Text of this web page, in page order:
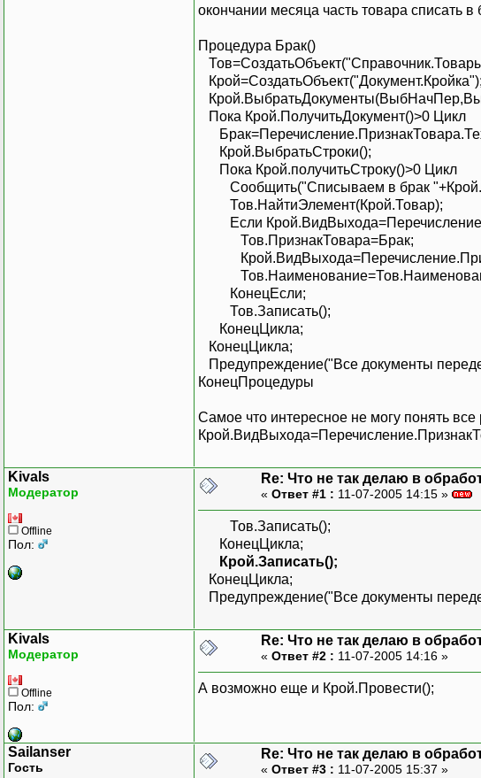
окончании месяца часть товара списать
Процедура Брак()
Крой=СоздатьОбъект("Документ.Кройка");
Пока Крой.ПолучитьДокумент()>0 Цикл
Крой.ВыбратьСтроки();
Пока Крой.получитьСтроку()>0 Цикл
Сообщить("Списываем в брак
Тов.НайтиЭлемент(Крой.Товар);
Если
Тов.ПризнакТовара=Брак;
КонецЕсли;
Тов.Записать();
КонецЦикла;
КонецЦикла;
Предупреждение("Все документы
КонецПроцедуры
Самое что интересное не могу понять все
Kivals
Модератор
Offline
Пол:
Re: Что не так делаю в
« Ответ #1 : 11-07-2005 14:15 »
Тов.Записать();
КонецЦикла;
Крой.Записать();
КонецЦикла;
Предупреждение("Все документы
Kivals
Модератор
Offline
Пол:
Re: Что не так делаю в
« Ответ #2 : 11-07-2005 14:16 »
А возможно еще и Крой.Провести();
Sailanser
Гость
Re: Что не так делаю в
« Ответ #3 : 11-07-2005 15:37 »